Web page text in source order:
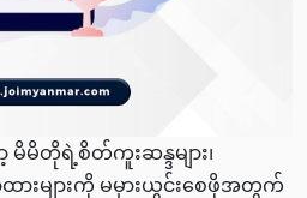
မိတိုရဲ့စိတ်ကူးဆန္ဒများ၊
ားများကို မမှားယွင်းစေဖိုအတွက်